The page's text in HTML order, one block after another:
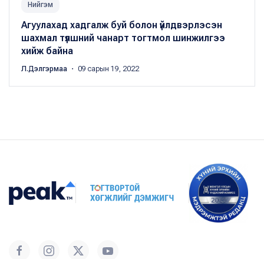
Нийгэм
Агуулахад хадгалж буй болон үйлдвэрлэсэн
шахмал түлшний чанарт тогтмол шинжилгээ
хийж байна
Л.Дэлгэрмаа ・ 09 сарын 19, 2022